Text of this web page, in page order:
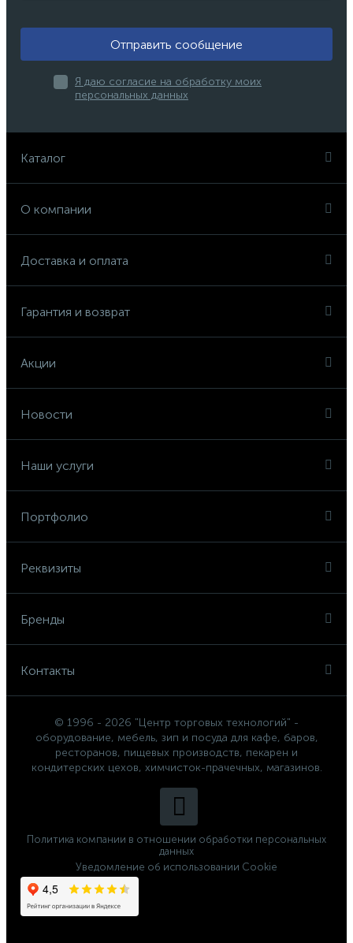
Отправить сообщение
Я даю согласие на обработку моих
персональных данных
Каталог
О компании
Доставка и оплата
Гарантия и возврат
Акции
Новости
Наши услуги
Портфолио
Реквизиты
Бренды
Контакты
© 1996 - 2026 "Центр торговых технологий" -
оборудование, мебель, зип и посуда для кафе, баров,
ресторанов, пищевых производств, пекарен и
кондитерских цехов, химчисток-прачечных, магазинов.
Политика компании в отношении обработки персональных
данных
Уведомление об использовании Cookie